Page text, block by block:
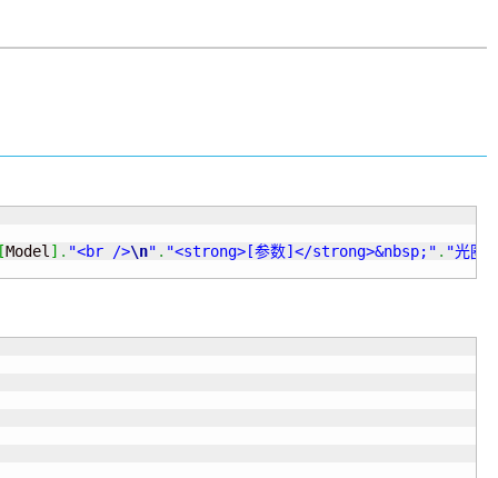
[Model ] . "<br />\n" . "<strong>[参数]</strong>&nbsp;" . "光圈